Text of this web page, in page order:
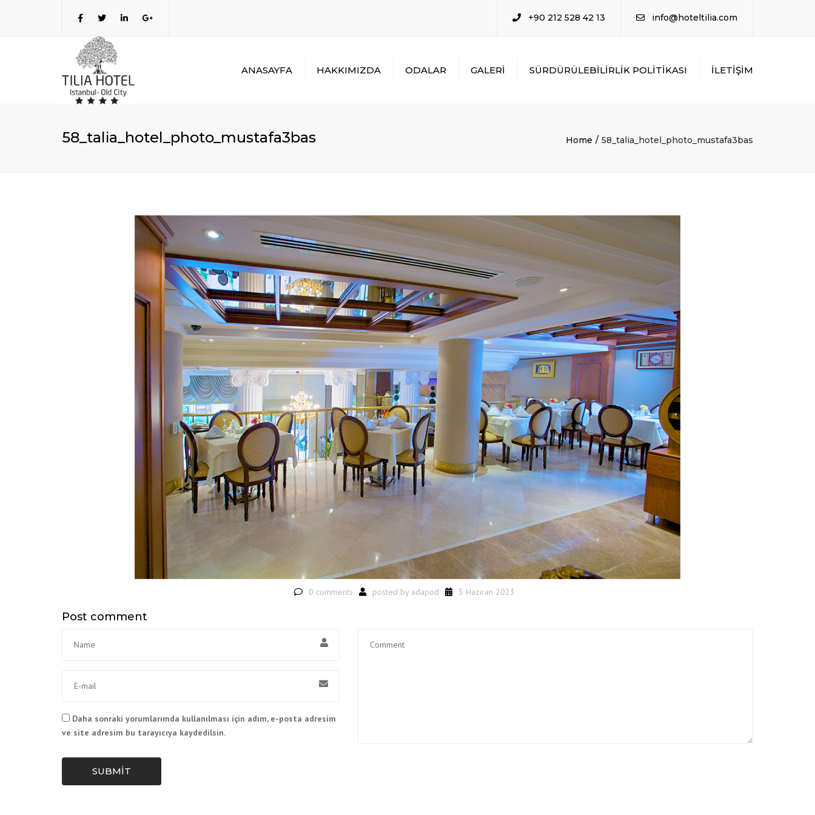
+90 212 528 42 13 info@hoteltilia.com
ANASAYFA HAKKIMIZDA ODALAR GALERİ SÜRDÜRÜLEBİLİRLİK POLİTİKASI İLETİŞİM
58_talia_hotel_photo_mustafa3bas Home 58_talia_hotel_photo_mustafa3bas
0 comments posted by adapod 3 Haziran 2023
Post comment
Daha sonraki yorumlarımda kullanılması için adım, e-posta adresim
ve site adresim bu tarayıcıya kaydedilsin.
SUBMIT